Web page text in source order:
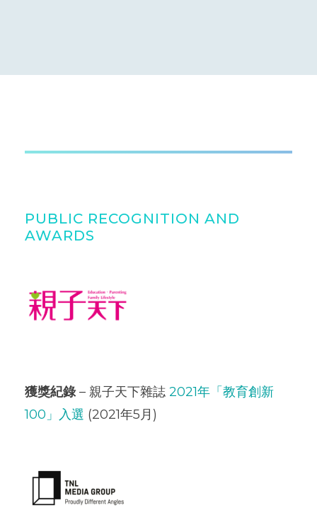
PUBLIC RECOGNITION AND
AWARDS
獲獎紀錄– 親子天下雜誌 2021年「教育創新
100」入選 (2021年5月)